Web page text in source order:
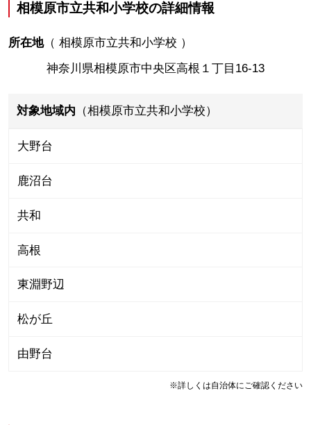
相模原市立共和小学校の詳細情報
所在地（ 相模原市立共和小学校 ）
神奈川県相模原市中央区高根１丁目16-13
対象地域内 （相模原市立共和小学校）
大野台
鹿沼台
共和
高根
東淵野辺
松が丘
由野台
※詳しくは自治体にご確認ください